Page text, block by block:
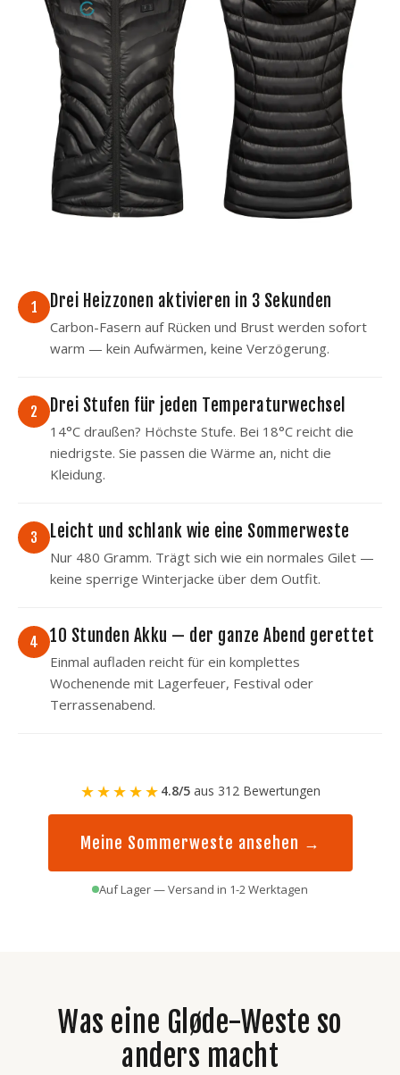
1 Drei Heizzonen aktivieren in 3 Sekunden
Carbon-Fasern auf Rücken und Brust werden sofort
warm — kein Aufwärmen, keine Verzögerung.
2 Drei Stufen für jeden Temperaturwechsel
14°C draußen? Höchste Stufe. Bei 18°C reicht die
niedrigste. Sie passen die Wärme an, nicht die
Kleidung.
3 Leicht und schlank wie eine Sommerweste
Nur 480 Gramm. Trägt sich wie ein normales Gilet —
keine sperrige Winterjacke über dem Outfit.
4 10 Stunden Akku — der ganze Abend gerettet
Einmal aufladen reicht für ein komplettes
Wochenende mit Lagerfeuer, Festival oder
Terrassenabend.
★★★★★ 4.8/5aus 312 Bewertungen
Meine Sommerweste ansehen →
Auf Lager — Versand in 1-2 Werktagen
Was eine Gløde-Weste so
anders macht